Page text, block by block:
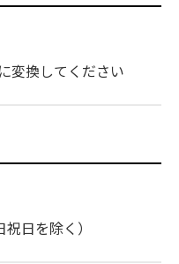
変換してください
日を除く）